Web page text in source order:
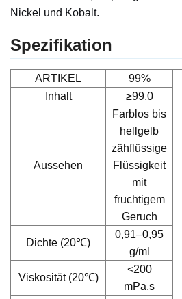
Nickel und Kobalt.
Spezifikation
ARTIKEL 99%
Inhalt
≥99,0
Aussehen
Farblos bis
hellgelb
zähflüssige
Flüssigkeit
mit
fruchtigem
Geruch
Dichte (20℃)
0,91–0,95
g/ml
Viskosität (20℃)
<200
mPa.s